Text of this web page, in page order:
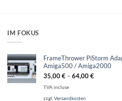
IM FOKUS
FrameThrower PiStorm
Amiga500 / Amiga2000
35,00€ –64,00€
TVA incluse
zzgl. Versandkosten